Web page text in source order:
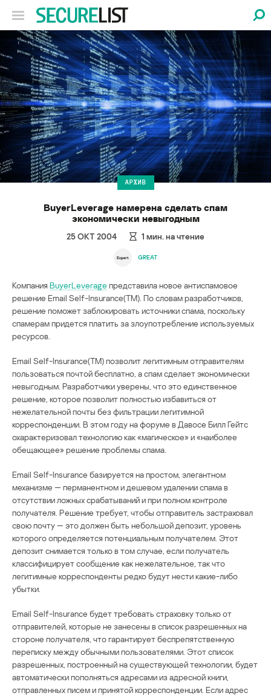
АРХИВ
BuyerLeverage намерена сделать спам
экономически невыгодным
25 ОКТ 2004 1 мин. на чтение
GREAT
Компания BuyerLeverage представила новое антиспамовое
решение Email Self-Insurance(TM). По словам разработчиков,
решение поможет заблокировать источники спама, поскольку
спамерам придется платить за злоупотребление используемых
ресурсов.
Email Self-Insurance(TM) позволит легитимным отправителям
пользоваться почтой бесплатно, а спам сделает экономически
невыгодным. Разработчики уверены, что это единственное
решение, которое позволит полностью избавиться от
нежелательной почты без фильтрации легитимной
корреспонденции. В этом году на форуме в Давосе Билл Гейтс
охарактеризовал технологию как «магическое» и «наиболее
обещающее» решение проблемы спама.
Email Self-Insurance базируется на простом, элегантном
механизме — перманентном и дешевом удалении спама в
отсутствии ложных срабатываний и при полном контроле
получателя. Решение требует, чтобы отправитель застраховал
свою почту — это должен быть небольшой депозит, уровень
которого определяется потенциальным получателем. Этот
депозит снимается только в том случае, если получатель
классифицирует сообщение как нежелательное, так что
легитимные корреспонденты редко будут нести какие-либо
убытки.
Email Self-Insurance будет требовать страховку только от
отправителей, которые не занесены в список разрешенных на
стороне получателя, что гарантирует беспрепятственную
переписку между обычными пользователями. Этот список
разрешенных, построенный на существующей технологии, будет
автоматически пополняться адресами из адресной книги,
отправленных писем и принятой корреспонденции. Если адрес